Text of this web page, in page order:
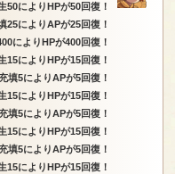
50によりHPが50回復！
25によりAPが25回復！
によりHPが400回復！
15によりHPが15回復！
填5によりAPが5回復！
15によりHPが15回復！
填5によりAPが5回復！
15によりHPが15回復！
填5によりAPが5回復！
15によりHPが15回復！